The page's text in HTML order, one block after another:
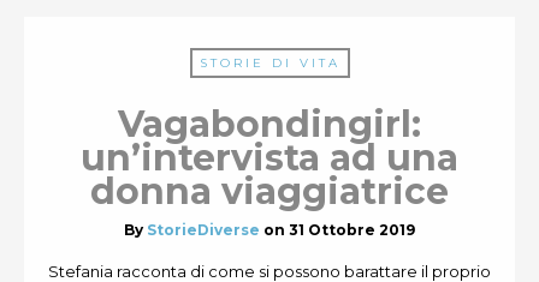
STORIE DI VITA
Vagabondingirl:
un’intervista ad una
donna viaggiatrice
By StorieDiverse on 31 Ottobre 2019
Stefania racconta di come si possono barattare il proprio